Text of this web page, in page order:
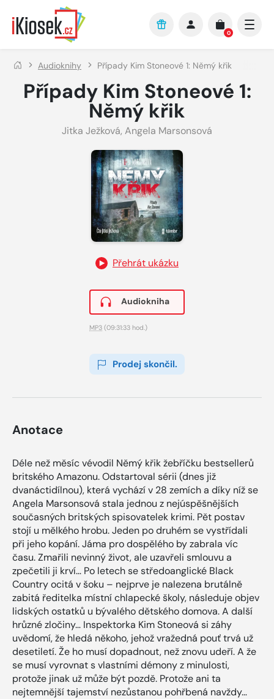
Přejít na hlavní obsah
0
Audioknihy Případy Kim Stoneové 1: Němý křik
Případy Kim Stoneové 1:
Němý křik
Jitka Ježková, Angela Marsonsová
Přehrát ukázku
Audiokniha
MP3 (09:31:33 hod.)
Prodej skončil.
Anotace
Déle než měsíc vévodil Němý křik žebříčku bestsellerů
britského Amazonu. Odstartoval sérii (dnes již
dvanáctidílnou), která vychází v 28 zemích a díky níž se
Angela Marsonsová stala jednou z nejúspěšnějších
současných britských spisovatelek krimi. Pět postav
stojí u mělkého hrobu. Jeden po druhém se vystřídali
při jeho kopání. Jáma pro dospělého by zabrala víc
času. Zmařili nevinný život, ale uzavřeli smlouvu a
zpečetili ji krví… Po letech se středoanglické Black
Country ocitá v šoku – nejprve je nalezena brutálně
zabitá ředitelka místní chlapecké školy, následuje objev
lidských ostatků u bývalého dětského domova. A další
hrůzné zločiny… Inspektorka Kim Stoneová si záhy
uvědomí, že hledá někoho, jehož vražedná pouť trvá už
desetiletí. Že ho musí dopadnout, než znovu udeří. A že
se musí vyrovnat s vlastními démony z minulosti,
protože jinak už může být pozdě. Protože ani ta
nejtemnější tajemství nezůstanou pohřbená navždy…